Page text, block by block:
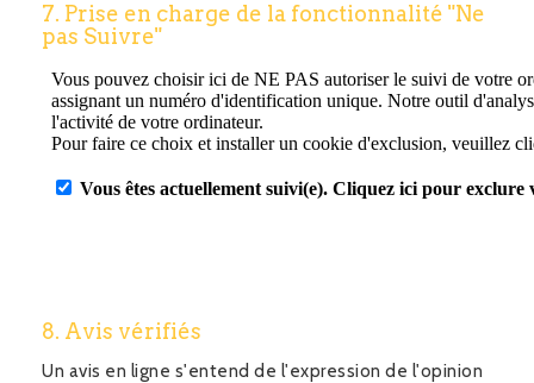
7. Prise en charge de la fonctionnalité "Ne
pas Suivre"
8. Avis vérifiés
Un avis en ligne s'entend de l'expression de l'opinion